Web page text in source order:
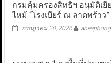
กรมคุ้มครองสิทธิฯ อนุมัติเยี
ไหม้ “โรงเบียร์ ณ ลาดพร้าว
กรกฎาคม 20, 2026 aneaphong